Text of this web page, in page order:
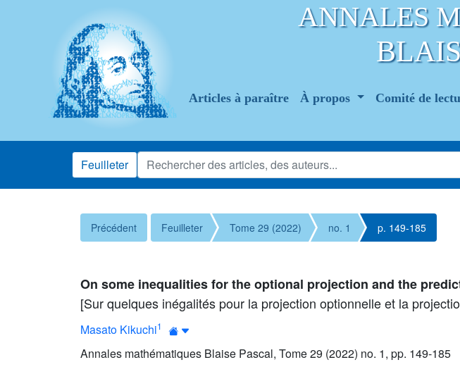
ANNALES
Articles à paraître À propos Comité de
Feuilleter
Précédent Feuilleter Tome 29 (2022) no. 1 p. 149-185
On some inequalities for the optional projection and the
[Sur quelques inégalités pour la projection optionnelle et la
Masato Kikuchi1
Annales mathématiques Blaise Pascal, Tome 29 (2022) no. 1, pp. 149-185